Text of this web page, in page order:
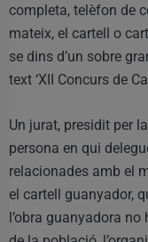
completa, telèfon de
mateix, el cartell o
se dins d’un sobre
text ‘XII Concurs de
Un jurat, presidit per
persona en qui
relacionades amb el
el cartell guanyador,
l’obra guanyadora